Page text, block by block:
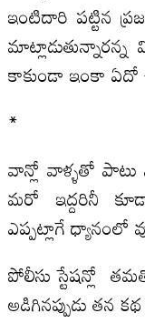
ఇంటిదారి పట్టిన
కాకుండా ఇంకా ఏదో
*
వాన్లో వాళ్ళతో పాటు
మరో ఇద్దరినీ కూడా
ఎప్పట్లాగే ధ్యానంలో
పోలీసు స్టేషన్లో
అడిగినప్పుడు తన